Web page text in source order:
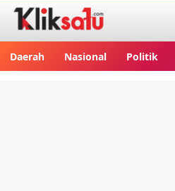
Daerah Nasional Politik